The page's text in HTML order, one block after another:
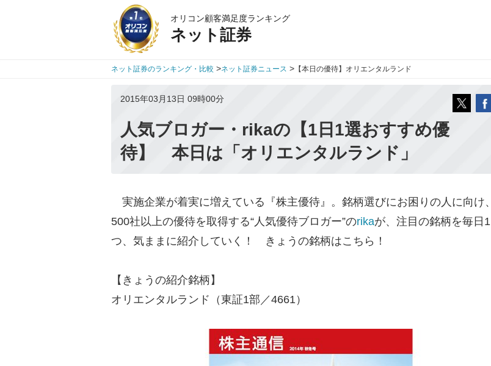
オリコン顧客満足度ランキング
ネット証券
ネット証券のランキング・比較 >ネット証券ニュース > 【本日の優待】オリエンタルランド
2015年03月13日 09時00分
人気ブロガー・rikaの【1日1選おすすめ優
待】 本日は「オリエンタルランド」
実施企業が着実に増えている『株主優待』。銘柄選びにお困りの人に向け、
500社以上の優待を取得する“人気優待ブロガー”のrikaが、注目の銘柄を毎日1
つ、気ままに紹介していく！ きょうの銘柄はこちら！
【きょうの紹介銘柄】
オリエンタルランド（東証1部／4661）